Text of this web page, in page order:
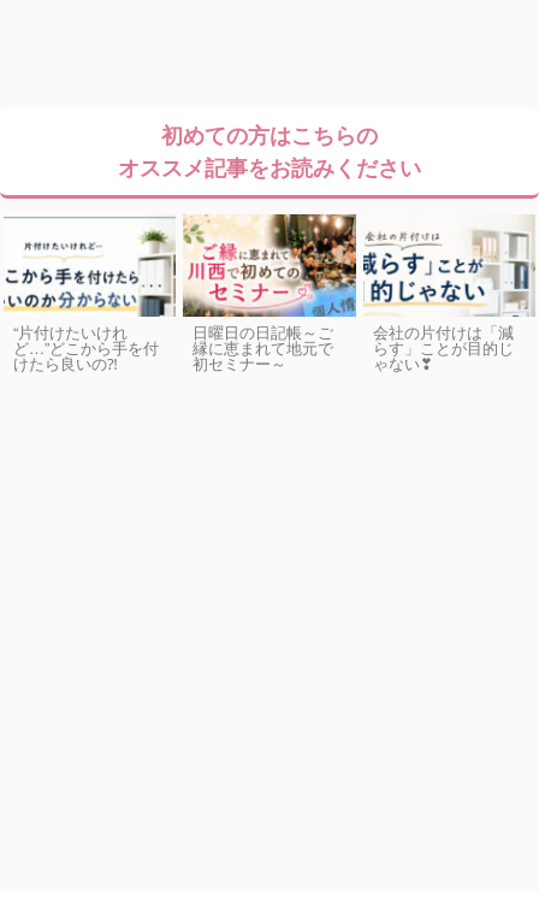
初めての方はこちらの
オススメ記事をお読みください
“片付けたいけれ
ど…”どこから手を付
けたら良いの⁈
日曜日の日記帳～ご
縁に恵まれて地元で
初セミナー～
会社の片付けは「減
らす」ことが目的じ
ゃない❣